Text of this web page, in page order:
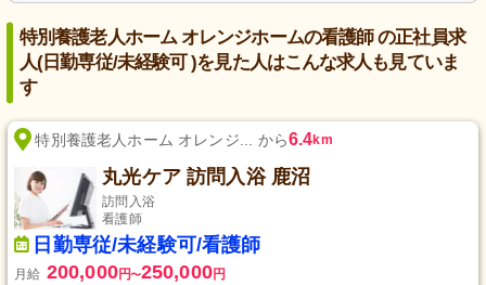
特別養護老人ホーム オレンジホームの看護師 の正社員求
人(日勤専従/未経験可 )を見た人はこんな求人も見ていま
す
特別養護老人ホーム オレンジ... から6.4km
丸光ケア 訪問入浴 鹿沼
訪問入浴
看護師
日勤専従/未経験可/看護師
月給 200,000円〜250,000円